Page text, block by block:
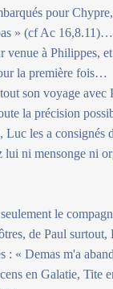
pour
» (cf Ac
venue à Philippes,
la première fois…
son voyage avec
la précision
Luc les a consignés
lui ni mensonge ni
le
de Paul
: « Demas m'a
en Galatie, Tite